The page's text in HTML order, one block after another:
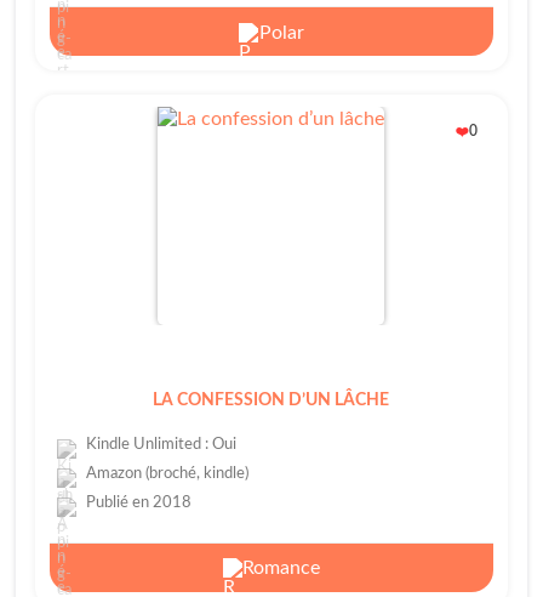
Polar
❤️0
LA CONFESSION D’UN LÂCHE
Kindle Unlimited : Oui
Amazon (broché, kindle)
Publié en 2018
Romance